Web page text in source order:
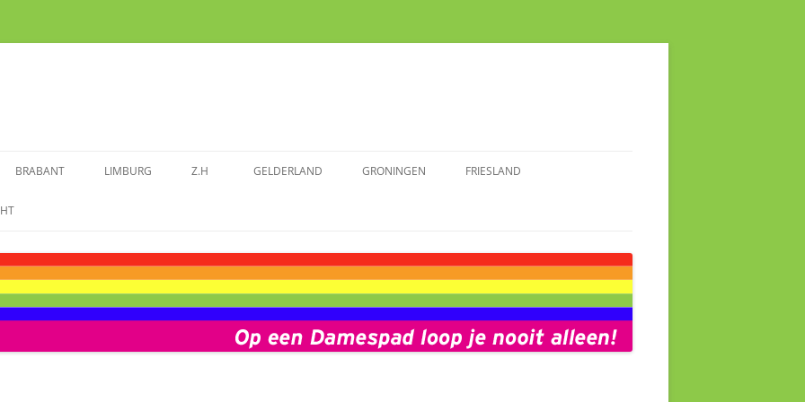
VROUWEN
BRABANT
FOTOALBUM BRABANT
NIEUWS BRABANT
LIMBURG
FOTOALBUM LIMBURG
NIEUWS LIMBURG
Z.H
FOTOALBUM ZUID-HOLLAND
NIEUWS ZUID-HOLLAND
GELDERLAND
FOTOALBUM GELDERLAND
NIEUWS GELDERLAND
GRONINGEN
FOTOALBUM GRONINGEN
NIEUWS GRONINGEN
FRIESLAND
NIEUWS FRIESLAND
UTRECHT
UTRECHT